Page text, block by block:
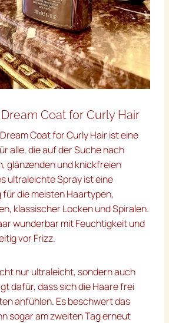
Coat for Curly Hair
Coat for Curly Hair ist eine
alle, die auf der Suche nach
glänzenden und knickfreien
ultraleichte Spray ist eine
für die meisten Haartypen,
klassischer Locken und Spiralen.
wunderbar mit Feuchtigkeit und
vor Frizz.
nur ultraleicht, sondern auch
dafür, dass sich die Haare frei
anfühlen. Es beschwert das
sogar am zweiten Tag erneut